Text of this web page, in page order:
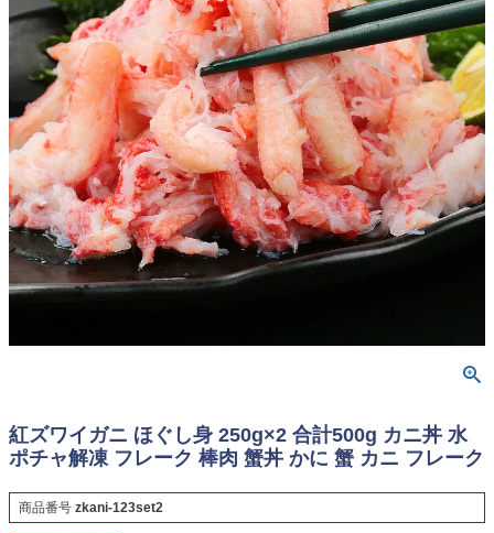
紅ズワイガニ ほぐし身 250g×2 合計500g カニ丼 水
ポチャ解凍 フレーク 棒肉 蟹丼 かに 蟹 カニ フレーク
商品番号 zkani-123set2